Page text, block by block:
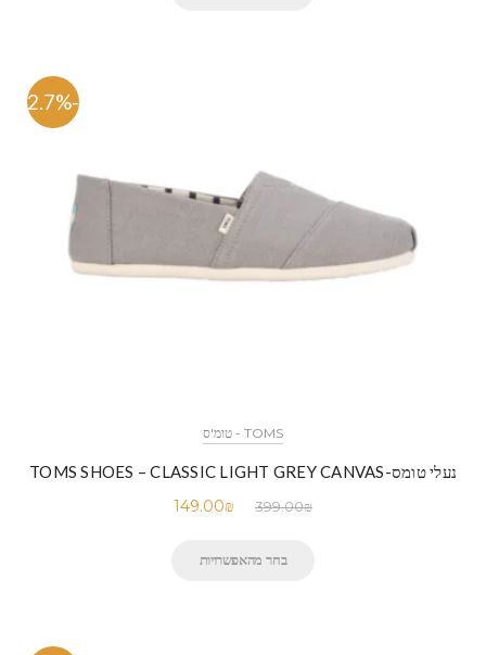
-62.7%
TOMS - טומ'ס
נעלי טומס-TOMS SHOES – CLASSIC LIGHT GREY CANVAS
399.00₪
149.00₪
בחר מהאפשרויות